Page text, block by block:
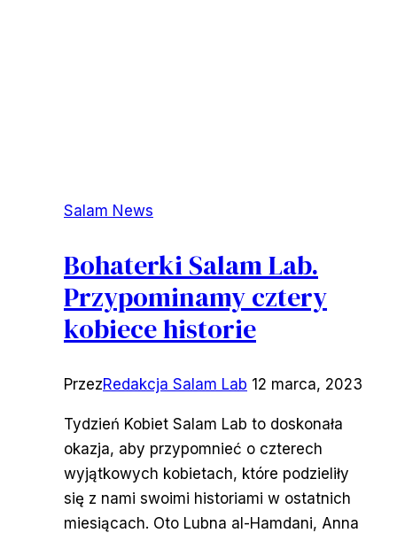
Salam News
Bohaterki Salam Lab.
Przypominamy cztery
kobiece historie
PrzezRedakcja Salam Lab 12 marca, 2023
Tydzień Kobiet Salam Lab to doskonała
okazja, aby przypomnieć o czterech
wyjątkowych kobietach, które podzieliły
się z nami swoimi historiami w ostatnich
miesiącach. Oto Lubna al-Hamdani, Anna